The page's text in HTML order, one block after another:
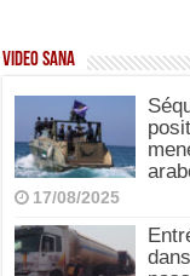
Video SANA
17/08/2025